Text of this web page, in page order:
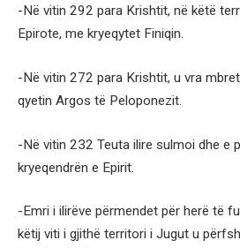
-Në vitin 292 para Krishtit, në këtë
Epirote, me kryeqytet Finiqin.
-Në vitin 272 para Krishtit, u vra
qyetin Argos të Peloponezit.
-Në vitin 232 Teuta ilire sulmoi dhe e
kryeqendrën e Epirit.
-Emri i ilirëve përmendet për herë të
këtij viti i gjithë territori i Jugut u